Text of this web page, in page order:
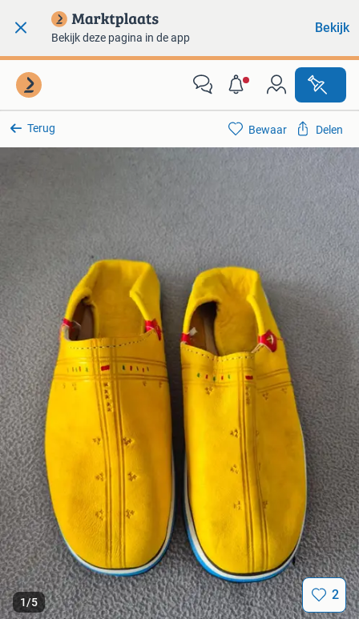
Bekijk deze pagina in de app
Bekijk
Terug
1/5 2
Bewaar Delen